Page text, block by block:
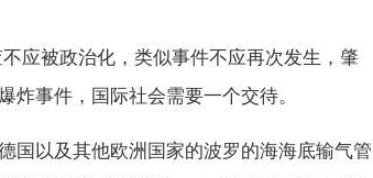
被政治化，类似事件不应再次发生，肇
炸事件，国际社会需要一个交待。
以及其他欧洲国家的波罗的海海底输气管